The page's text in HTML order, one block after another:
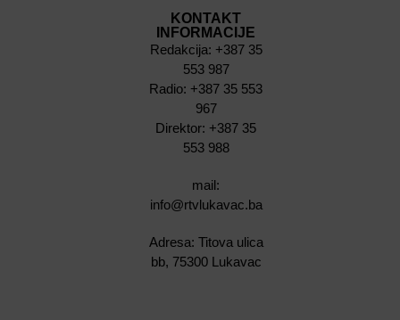
KONTAKT
INFORMACIJE
Redakcija: +387 35
553 987
Radio: +387 35 553
967
Direktor: +387 35
553 988
mail:
info@rtvlukavac.ba
Adresa: Titova ulica
bb, 75300 Lukavac